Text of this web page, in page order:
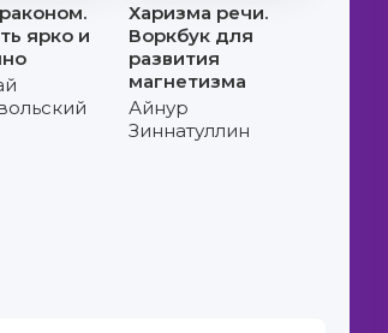
ярко и
Харизма речи.
Воркбук для
развития
магнетизма
Айнур
Зиннатуллин